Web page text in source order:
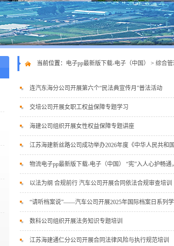
当前位置： 电子pp最新版下载-电子（中国） > 综合
连汽东海分公司开展第六个“民法典宣传月”普法活动
交培公司开展女职工权益保障专题学习
海建公司组织开展女性权益保障专题讲座
江苏海建新丝路公司成功举办2026年度《中华人民共和
物流电子pp最新版下载-电子（中国） “宪”入人心护畅
以法为纲 合规前行 汽车公司开展合同依法合规审查培训
“请听档案说”——汽车公司开展2025年国际档案日系列
数科公司组织开展法务知识专题培训
江苏海建通仁分公司开展合同法律风险与执行规范培训